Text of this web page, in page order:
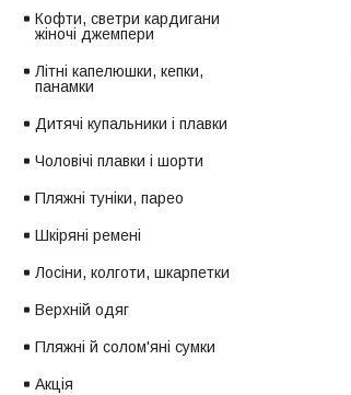
Кофти, светри кардигани
жіночі джемпери
Літні капелюшки, кепки,
панамки
Дитячі купальники і плавки
Чоловічі плавки і шорти
Пляжні туніки, парео
Шкіряні ремені
Лосіни, колготи, шкарпетки
Верхній одяг
Пляжні й солом'яні сумки
Акція